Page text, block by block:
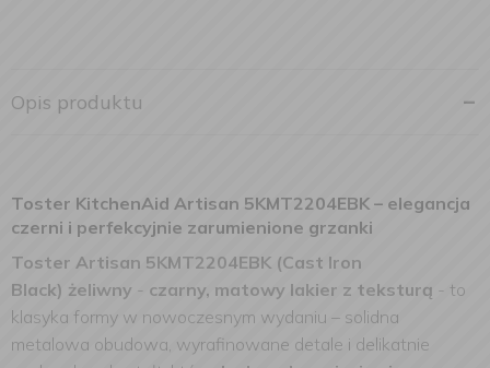
Opis produktu
Toster KitchenAid Artisan 5KMT2204EBK – elegancja
czerni i perfekcyjnie zarumienione grzanki
Toster Artisan 5KMT2204EBK (Cast Iron
Black) żeliwny - czarny, matowy lakier z teksturą - to
klasyka formy w nowoczesnym wydaniu – solidna
metalowa obudowa, wyrafinowane detale i delikatnie